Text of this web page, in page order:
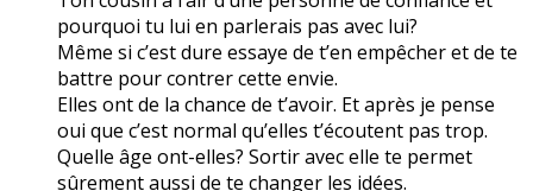
pourquoi tu lui en parlerais pas avec lui?
Même si c’est dure essaye de t’en empêcher et de te
battre pour contrer cette envie.
Elles ont de la chance de t’avoir. Et après je pense
oui que c’est normal qu’elles t’écoutent pas trop.
Quelle âge ont-elles? Sortir avec elle te permet
sûrement aussi de te changer les idées.